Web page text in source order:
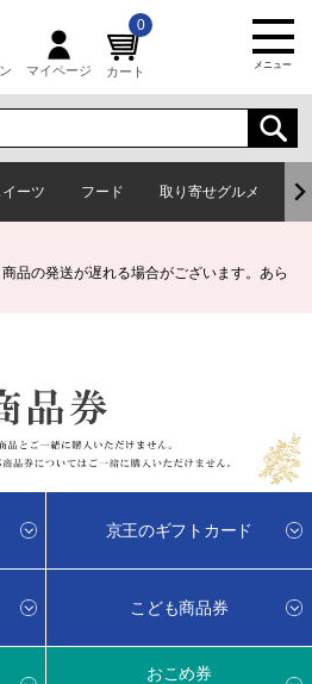
マイページ カート
0
メニュー
イーツ フード 取り寄せグルメ
品の発送が遅れる場合がございます。あら
京王のギフトカード
こども商品券
おこめ券